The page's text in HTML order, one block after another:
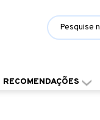
RECOMENDAÇÕES